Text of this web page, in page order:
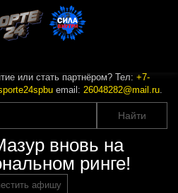
или стать партнёром? Тел: +7-
email: 26048282@mail.ru.
вновь на
ринге!
афишу